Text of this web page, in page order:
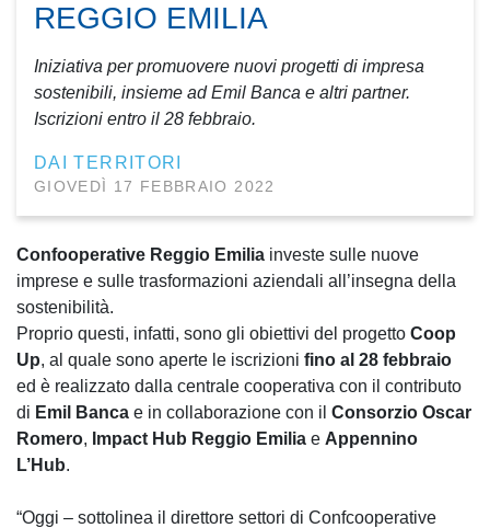
REGGIO EMILIA
Iniziativa per promuovere nuovi progetti di impresa
sostenibili, insieme ad Emil Banca e altri partner.
Iscrizioni entro il 28 febbraio.
DAI TERRITORI
GIOVEDÌ 17 FEBBRAIO 2022
Confooperative Reggio Emilia investe sulle nuove
imprese e sulle trasformazioni aziendali all’insegna della
sostenibilità.
Proprio questi, infatti, sono gli obiettivi del progetto Coop
Up, al quale sono aperte le iscrizioni fino al 28 febbraio
ed è realizzato dalla centrale cooperativa con il contributo
di Emil Banca e in collaborazione con il Consorzio Oscar
Romero, Impact Hub Reggio Emilia e Appennino
L’Hub.
“Oggi – sottolinea il direttore settori di Confcooperative